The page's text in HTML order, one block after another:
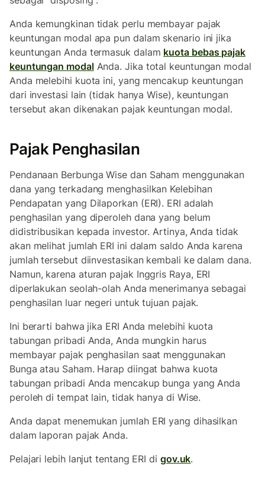
Anda kemungkinan tidak perlu membayar pajak
keuntungan modal apa pun dalam skenario ini jika
keuntungan Anda termasuk dalam kuota bebas pajak
keuntungan modalAnda. Jika total keuntungan modal
Anda melebihi kuota ini, yang mencakup keuntungan
dari investasi lain (tidak hanya Wise), keuntungan
tersebut akan dikenakan pajak keuntungan modal.
Pajak Penghasilan
Pendanaan Berbunga Wise dan Saham menggunakan
dana yang terkadang menghasilkan Kelebihan
Pendapatan yang Dilaporkan (ERI). ERI adalah
penghasilan yang diperoleh dana yang belum
didistribusikan kepada investor. Artinya, Anda tidak
akan melihat jumlah ERI ini dalam saldo Anda karena
jumlah tersebut diinvestasikan kembali ke dalam dana.
Namun, karena aturan pajak Inggris Raya, ERI
diperlakukan seolah-olah Anda menerimanya sebagai
penghasilan luar negeri untuk tujuan pajak.
Ini berarti bahwa jika ERI Anda melebihi kuota
tabungan pribadi Anda, Anda mungkin harus
membayar pajak penghasilan saat menggunakan
Bunga atau Saham. Harap diingat bahwa kuota
tabungan pribadi Anda mencakup bunga yang Anda
peroleh di tempat lain, tidak hanya di Wise.
Anda dapat menemukan jumlah ERI yang dihasilkan
dalam laporan pajak Anda.
Pelajari lebih lanjut tentang ERI di gov.uk.